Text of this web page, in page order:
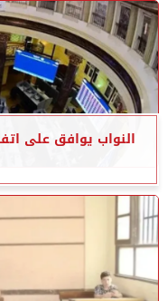
النواب يوافق على